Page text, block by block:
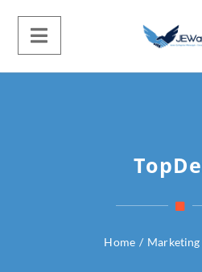
Home / Marketing